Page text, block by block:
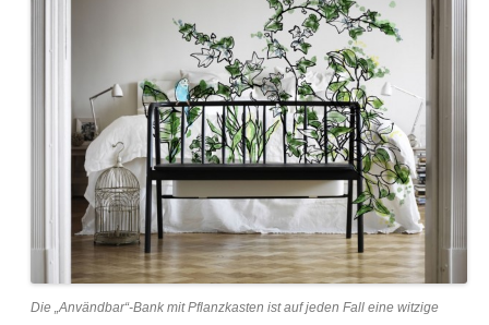
Die „Användbar“-Bank mit Pflanzkasten ist auf jeden Fall eine witzige